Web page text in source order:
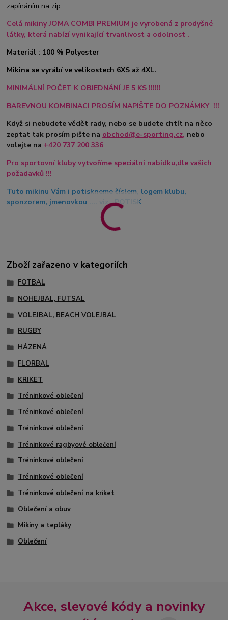
zapínáním na zip.
Celá mikiny JOMA COMBI PREMIUM je vyrobená z prodyšné
látky, která nabízí vynikající trvanlivost a odolnost .
Materiál : 100 % Polyester
Mikina se vyrábí ve velikostech 6XS až 4XL.
MINIMÁLNÍ POČET K OBJEDNÁNÍ JE 5 KS !!!!!!
BAREVNOU KOMBINACI PROSÍM NAPIŠTE DO POZNÁMKY !!!
Když si nebudete vědět rady, nebo se budete chtít na něco
zeptat tak prosím pište na obchod@e-sporting.cz, nebo
volejte na +420 737 200 336
Pro sportovní kluby vytvoříme speciální nabídku,dle vašich
požadavků !!!
Tuto mikinu Vám i potiskneme číslem, logem klubu,
sponzorem, jmenovkou .... viz. POTISK
Zboží zařazeno v kategoriích
FOTBAL
NOHEJBAL, FUTSAL
VOLEJBAL, BEACH VOLEJBAL
RUGBY
HÁZENÁ
FLORBAL
KRIKET
Tréninkové oblečení
Tréninkové oblečení
Tréninkové oblečení
Tréninkové ragbyové oblečení
Tréninkové oblečení
Tréninkové oblečení
Tréninkové oblečení na kriket
Oblečení a obuv
Mikiny a tepláky
Oblečení
Akce, slevové kódy a novinky